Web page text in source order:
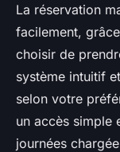
La réservation
facilement,
choisir de
système intuitif
selon votre
un accès simple
journées